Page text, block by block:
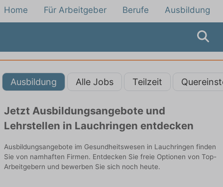
Home Für Arbeitgeber Berufe Ausbildung
Ausbildung Alle Jobs Teilzeit
Jetzt Ausbildungsangebote und
Lehrstellen in Lauchringen entdecken
Ausbildungsangebote im Gesundheitswesen in Lauchringen finden
Sie von namhaften Firmen. Entdecken Sie freie Optionen von Top-
Arbeitgebern und bewerben Sie sich noch heute.